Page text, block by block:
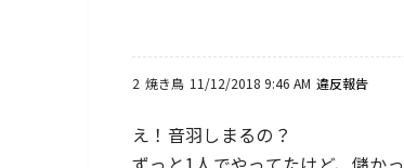
2 焼き鳥 11/12/2018 9:46 AM 違反報告
え！音羽しまるの？